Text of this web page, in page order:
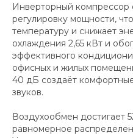
Инверторный компрессор
регулировку мощности,
температуру и снижает
охлаждения 2,65 кВт и
эффективного
офисных и жилых
40 дБ создаёт
звуков.
Воздухообмен достигает
равномерное